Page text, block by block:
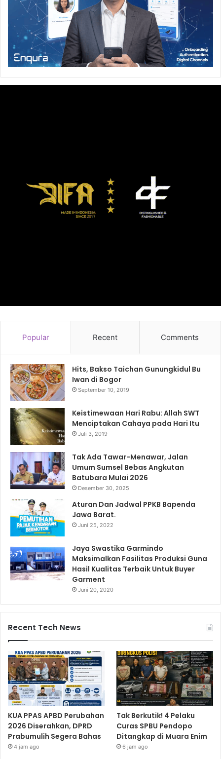
Popular Recent Comments
Hits, Bakso Taichan Gunungkidul Bu
Iwan di Bogor
September 10, 2019
Keistimewaan Hari Rabu: Allah SWT
Menciptakan Cahaya pada Hari Itu
Juli 3, 2019
Tak Ada Tawar-Menawar, Jalan
Umum Sumsel Bebas Angkutan
Batubara Mulai 2026
Desember 30, 2025
Aturan Dan Jadwal PPKB Bapenda
Jawa Barat.
Juni 25, 2022
Jaya Swastika Garmindo
Maksimalkan Fasilitas Produksi Guna
Hasil Kualitas Terbaik Untuk Buyer
Garment
Juni 20, 2020
Recent Tech News
KUA PPAS APBD Perubahan
2026 Diserahkan, DPRD
Prabumulih Segera Bahas
4 jam ago
Tak Berkutik! 4 Pelaku
Curas SPBU Pendopo
Ditangkap di Muara Enim
6 jam ago